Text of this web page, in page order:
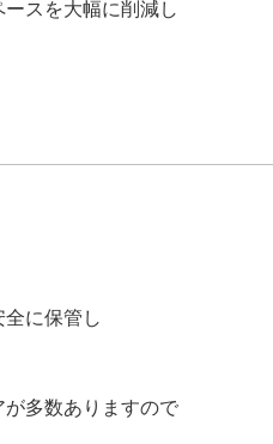
スを大幅に削減し
に保管し
多数ありますので